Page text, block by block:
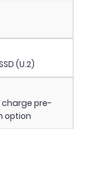
(U.2)
charge pre-
option